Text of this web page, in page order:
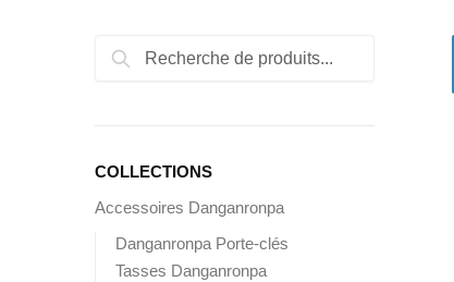
Rechercher:
Recherche
COLLECTIONS
Accessoires Danganronpa
Danganronpa Porte-clés
Tasses Danganronpa